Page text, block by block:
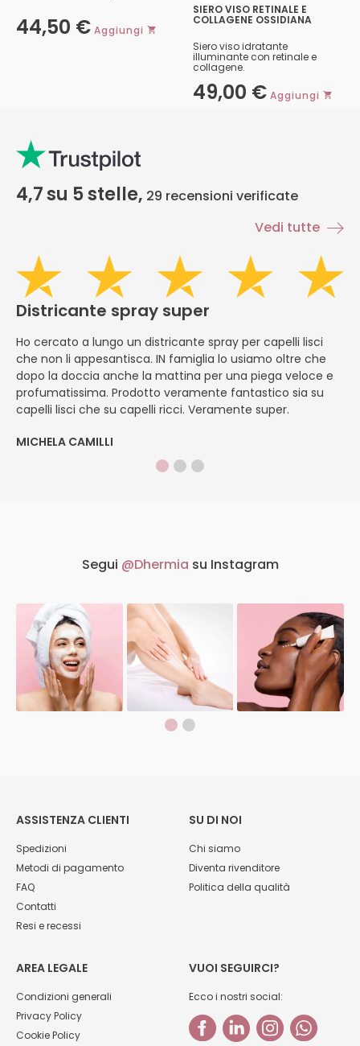
44,50 € Aggiungi
SIERO VISO RETINALE E
COLLAGENE OSSIDIANA
Siero viso idratante
illuminante con retinale e
collagene.
49,00 € Aggiungi
4,7su 5 stelle, 29 recensioni verificate
Vedi tutte
Districante spray super
Ho cercato a lungo un districante spray per capelli lisci
che non li appesantisca. IN famiglia lo usiamo oltre che
dopo la doccia anche la mattina per una piega veloce e
profumatissima. Prodotto veramente fantastico sia su
capelli lisci che su capelli ricci. Veramente super.
MICHELA CAMILLI
Segui @Dhermia su Instagram
ASSISTENZA CLIENTI
Spedizioni
Metodi di pagamento
FAQ
Contatti
Resi e recessi
SU DI NOI
Chi siamo
Diventa rivenditore
Politica della qualità
AREA LEGALE
Condizioni generali
Privacy Policy
Cookie Policy
VUOI SEGUIRCI?
Ecco i nostri social: